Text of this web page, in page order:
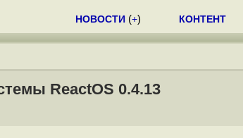
НОВОСТИ (+) КОНТЕНТ
ReactOS 0.4.13